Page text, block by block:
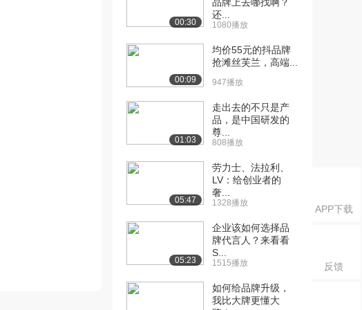
APP下载
反馈
00:30
还...
1080播放
00:09
均价55元的抖品牌
抢滩丝芙兰，高端...
947播放
01:03
走出去的不只是产
品，是中国研发的
尊...
808播放
05:47
劳力士、法拉利、
LV：给创业者的
奢...
1328播放
05:23
企业该如何选择品
牌代言人？来看看
S...
1515播放
如何给品牌升级，
我比大牌更懂大